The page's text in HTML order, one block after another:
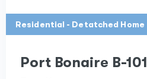
Residential - Detatched Home
Port Bonaire B-101